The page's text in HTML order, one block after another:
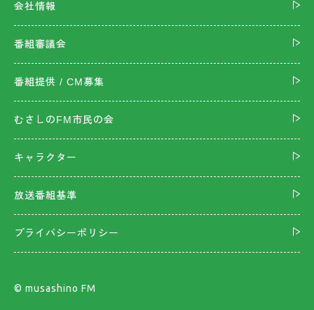
会社情報
番組審議会
番組提供 / CM募集
むさしのFM市民の会
キャラクター
放送番組基準
プライバシーポリシー
©︎ musashino FM